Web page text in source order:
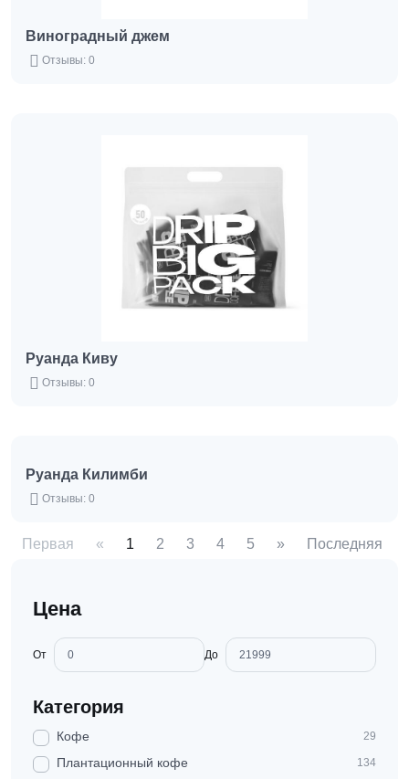
Цена
От До
Категория
Кофе 29
Плантационный кофе 134
Виноградный джем
Отзывы: 0
Руанда Киву
Отзывы: 0
Руанда Килимби
Отзывы: 0
Первая « 1 2 3 4 5 » Последняя